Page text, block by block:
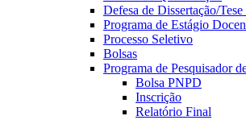
Defesa de Dissertação/
Programa de Estágio
Processo Seletivo
Bolsas
Programa de Pesquisador
Bolsa PNPD
Inscrição
Relatório Final